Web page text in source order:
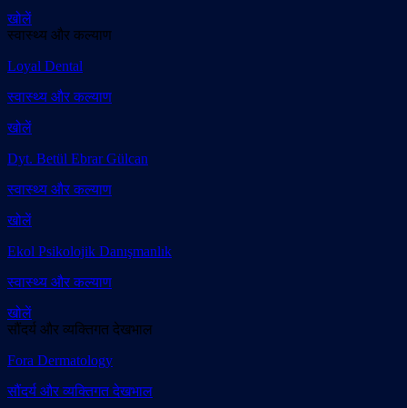
खोलें
स्वास्थ्य और कल्याण
Loyal Dental
स्वास्थ्य और कल्याण
खोलें
Dyt. Betül Ebrar Gülcan
स्वास्थ्य और कल्याण
खोलें
Ekol Psikolojik Danışmanlık
स्वास्थ्य और कल्याण
खोलें
सौंदर्य और व्यक्तिगत देखभाल
Fora Dermatology
सौंदर्य और व्यक्तिगत देखभाल